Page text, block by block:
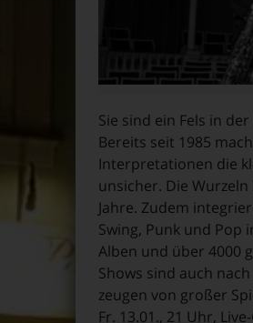
Sie sind ein Fels in
Bereits seit 1985
Interpretationen die
unsicher. Die Wurzeln
Jahre. Zudem
Swing, Punk und Pop
Alben und über 4000
Shows sind auch
zeugen von großer
Fr. 13.01., 21 Uhr,